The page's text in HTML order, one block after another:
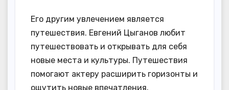
Его другим увлечением является
путешествия. Евгений Цыганов любит
путешествовать и открывать для себя
новые места и культуры. Путешествия
помогают актеру расширить горизонты и
ощутить новые впечатления.